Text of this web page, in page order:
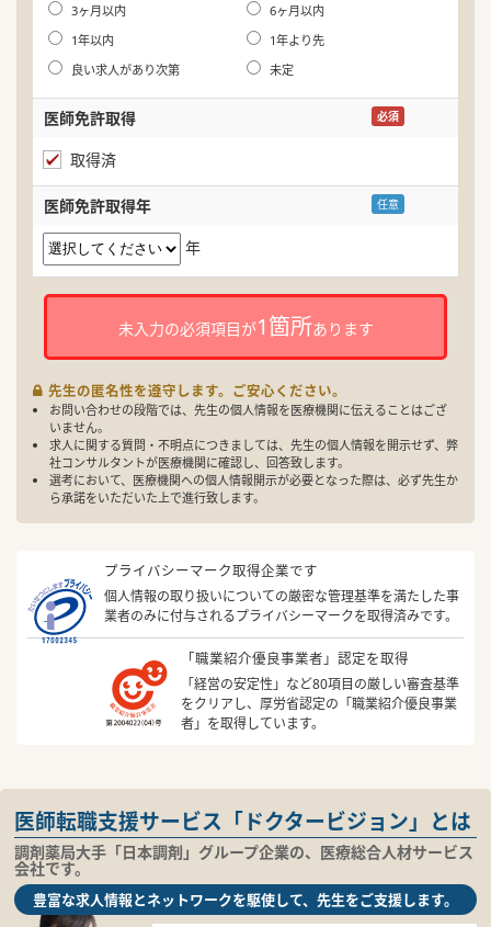
3ヶ月以内
6ヶ月以内
1年以内
1年より先
良い求人があり次第
未定
医師免許取得 必須
取得済
医師免許取得年 任意
年
未入力の必須項目が1箇所あります
先生の匿名性を遵守します。ご安心ください。
お問い合わせの段階では、先生の個人情報を医療機関に伝えることはござ
いません。
求人に関する質問・不明点につきましては、先生の個人情報を開示せず、弊
社コンサルタントが医療機関に確認し、回答致します。
選考において、医療機関への個人情報開示が必要となった際は、必ず先生か
ら承諾をいただいた上で進行致します。
プライバシーマーク取得企業です
個人情報の取り扱いについての厳密な管理基準を満たした事
業者のみに付与されるプライバシーマークを取得済みです。
「職業紹介優良事業者」認定を取得
「経営の安定性」など80項目の厳しい審査基準
をクリアし、厚労省認定の「職業紹介優良事業
者」を取得しています。
医師転職支援サービス「ドクタービジョン」とは
調剤薬局大手「日本調剤」グループ企業の、医療総合人材サービス
会社です。
豊富な求人情報とネットワークを駆使して、先生をご支援します。